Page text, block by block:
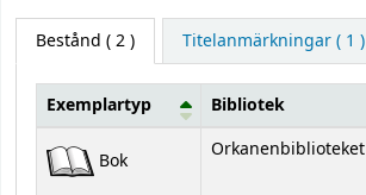
Bestånd ( 2 ) Titelanmärkningar ( 1 )
Exemplartyp Bibliotek
Bok Orkanenbiblioteket